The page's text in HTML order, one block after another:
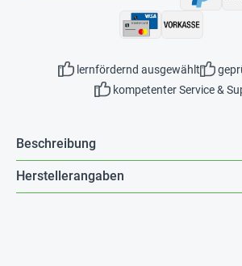
lernfördernd ausgewählt
kompetenter Service &
Beschreibung
Herstellerangaben